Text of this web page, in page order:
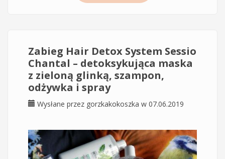
Zabieg Hair Detox System Sessio
Chantal – detoksykująca maska
z zieloną glinką, szampon,
odżywka i spray
Wysłane przez gorzkakokoszka w 07.06.2019